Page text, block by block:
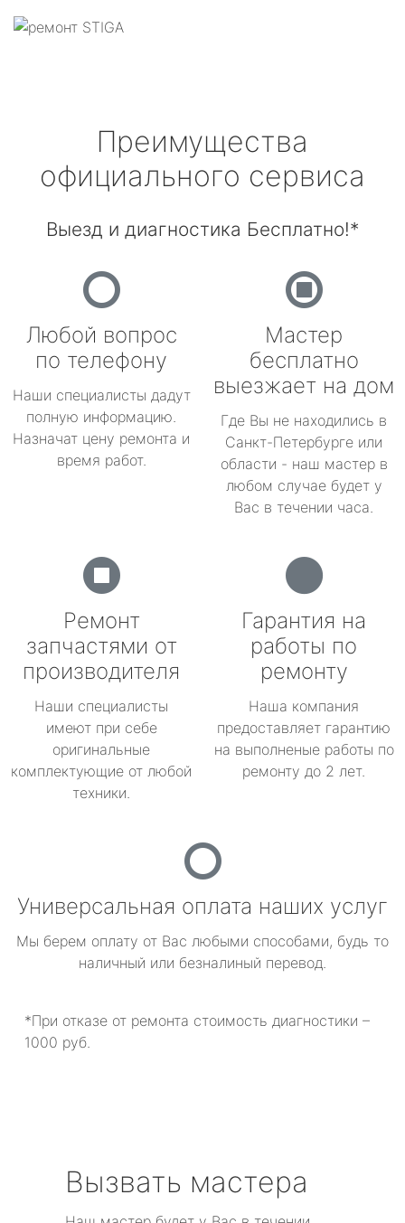
Преимущества
официального сервиса
Выезд и диагностика Бесплатно!*
Любой вопрос
по телефону
Наши специалисты дадут
полную информацию.
Назначат цену ремонта и
время работ.
Мастер
бесплатно
выезжает на дом
Где Вы не находились в
Санкт-Петербурге или
области - наш мастер в
любом случае будет у
Вас в течении часа.
Ремонт
запчастями от
производителя
Наши специалисты
имеют при себе
оригинальные
комплектующие от любой
техники.
Гарантия на
работы по
ремонту
Наша компания
предоставляет гарантию
на выполненые работы по
ремонту до 2 лет.
Универсальная оплата наших услуг
Мы берем оплату от Вас любыми способами, будь то
наличный или безналиный перевод.
*При отказе от ремонта стоимость диагностики –
1000 руб.
Вызвать мастера